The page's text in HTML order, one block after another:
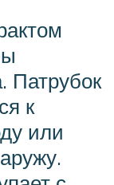
Патрубок
к
или